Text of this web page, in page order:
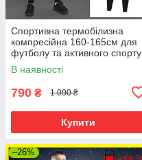
Спортивна термобілизна
компресійна 160-165см для
футболу та активного спорту
(лонгслів+штани) без флісу,
чорна
В наявності
790 ₴ 1 090 ₴
Купити
–26%